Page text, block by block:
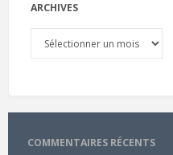
ARCHIVES
COMMENTAIRES RÉCENTS